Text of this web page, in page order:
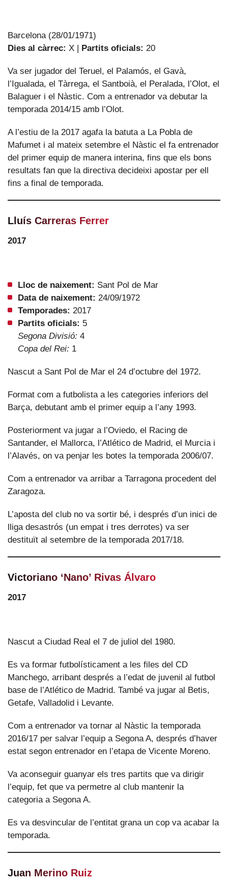
Barcelona (28/01/1971)
Dies al càrrec: X | Partits oficials: 20
Va ser jugador del Teruel, el Palamós, el Gavà,
l’Igualada, el Tàrrega, el Santboià, el Peralada, l’Olot, el
Balaguer i el Nàstic. Com a entrenador va debutar la
temporada 2014/15 amb l’Olot.
A l’estiu de la 2017 agafa la batuta a La Pobla de
Mafumet i al mateix setembre el Nàstic el fa entrenador
del primer equip de manera interina, fins que els bons
resultats fan que la directiva decideixi apostar per ell
fins a final de temporada.
Lluís Carreras Ferrer
2017
Lloc de naixement: Sant Pol de Mar
Data de naixement: 24/09/1972
Temporades: 2017
Partits oficials: 5
Segona Divisió: 4
Copa del Rei: 1
Nascut a Sant Pol de Mar el 24 d’octubre del 1972.
Format com a futbolista a les categories inferiors del
Barça, debutant amb el primer equip a l’any 1993.
Posteriorment va jugar a l’Oviedo, el Racing de
Santander, el Mallorca, l’Atlético de Madrid, el Murcia i
l’Alavés, on va penjar les botes la temporada 2006/07.
Com a entrenador va arribar a Tarragona procedent del
Zaragoza.
L’aposta del club no va sortir bé, i després d’un inici de
lliga desastrós (un empat i tres derrotes) va ser
destituït al setembre de la temporada 2017/18.
Victoriano ‘Nano’ Rivas Álvaro
2017
Nascut a Ciudad Real el 7 de juliol del 1980.
Es va formar futbolísticament a les files del CD
Manchego, arribant després a l’edat de juvenil al futbol
base de l’Atlético de Madrid. També va jugar al Betis,
Getafe, Valladolid i Levante.
Com a entrenador va tornar al Nàstic la temporada
2016/17 per salvar l’equip a Segona A, després d’haver
estat segon entrenador en l’etapa de Vicente Moreno.
Va aconseguir guanyar els tres partits que va dirigir
l’equip, fet que va permetre al club mantenir la
categoria a Segona A.
Es va desvincular de l’entitat grana un cop va acabar la
temporada.
Juan Merino Ruiz